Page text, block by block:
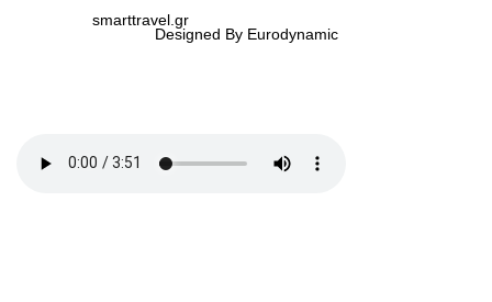
smarttravel.gr
Designed By Eurodynamic